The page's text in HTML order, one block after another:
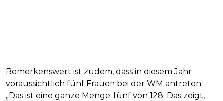
Bemerkenswert ist zudem, dass in diesem Jahr
voraussichtlich fünf Frauen bei der WM antreten.
„Das ist eine ganze Menge, fünf von 128. Das zeigt,